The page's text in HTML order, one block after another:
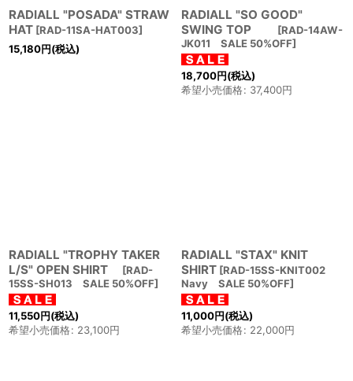
RADIALL "POSADA" STRAW
HAT [RAD-11SA-HAT003]
15,180円(税込)
RADIALL "SO GOOD"
SWING TOP
[RAD-14AW-
JK011 SALE 50%OFF]
18,700円(税込)
希望小売価格: 37,400円
RADIALL "TROPHY TAKER
L/S" OPEN SHIRT
[RAD-
15SS-SH013 SALE 50%OFF]
11,550円(税込)
希望小売価格: 23,100円
RADIALL "STAX" KNIT
SHIRT [RAD-15SS-KNIT002
Navy SALE 50%OFF]
11,000円(税込)
希望小売価格: 22,000円